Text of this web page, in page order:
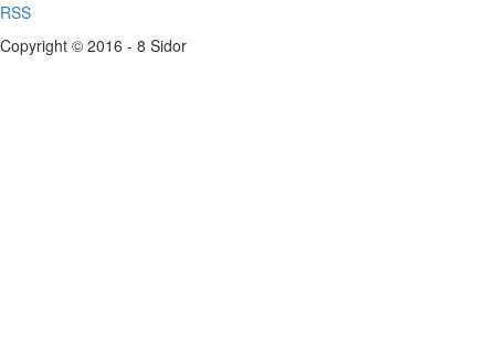
RSS
Copyright © 2016 - 8 Sidor